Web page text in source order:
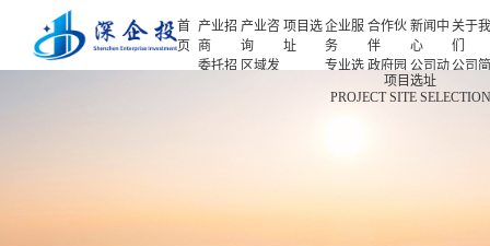
首
页
产业招
商
委托招
产业咨
询
区域发
项目选
址
企业服
务
专业选
项目申
合作伙
伴
政府园
企业客
新闻中
心
公司动
态
产业观
关于
们
公司
人力
项目选址
PROJECT SITE SELECTION